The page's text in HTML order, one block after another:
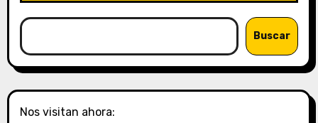
Buscar
Nos visitan ahora: